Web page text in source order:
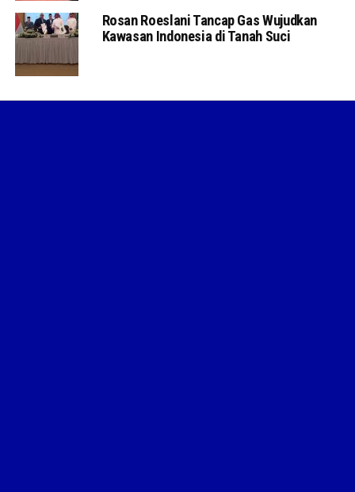
Rosan Roeslani Tancap Gas Wujudkan
Kawasan Indonesia di Tanah Suci